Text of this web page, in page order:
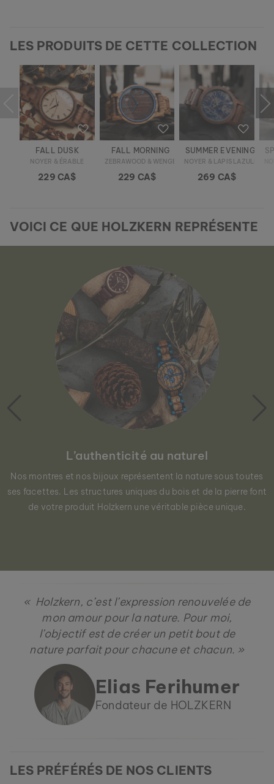
LES PRODUITS DE CETTE COLLECTION
FALL DUSK
NOYER & ÉRABLE
229 CA$
FALL MORNING
ZEBRAWOOD & WENGÉ
229 CA$
SUMMER EVENING
NOYER & LAPIS LAZULI
269 CA$
VOICI CE QUE HOLZKERN REPRÉSENTE
L’authenticité au naturel
Nos montres et nos bijoux représentent la nature sous toutes
ses facettes. Les structures uniques du bois et de la pierre font
de votre produit Holzkern une véritable pièce unique.
« Holzkern, c’est l’expression renouvelée de
mon amour pour la nature. Pour moi,
l’objectif est de créer un petit bout de
nature parfait pour chacune et chacun. »
Elias Ferihumer
Fondateur de HOLZKERN
LES PRÉFÉRÉS DE NOS CLIENTS